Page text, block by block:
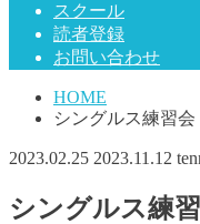
スクール
読者登録
お問い合わせ
HOME
シングルス練習
2023.02.25 2023.11.12
シングルス練